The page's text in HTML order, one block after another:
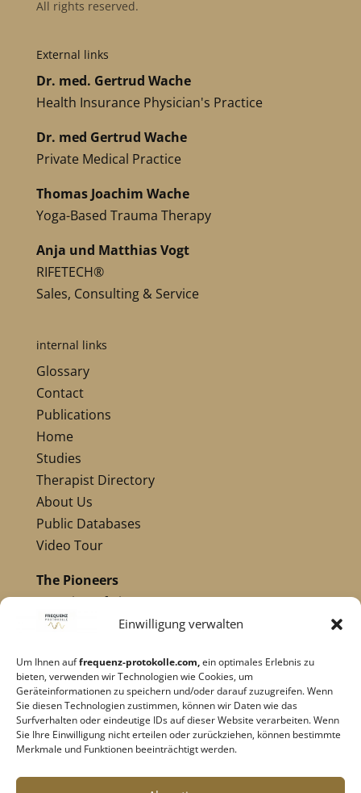
Einwilligung verwalten
Um Ihnen auffrequenz-protokolle.com,ein optimales Erlebnis zu
bieten, verwenden wir Technologien wie Cookies, um
Geräteinformationen zu speichern und/oder darauf zuzugreifen. Wenn
Sie diesen Technologien zustimmen, können wir Daten wie das
Surfverhalten oder eindeutige IDs auf dieser Website verarbeiten. Wenn
Sie Ihre Einwilligung nicht erteilen oder zurückziehen, können bestimmte
Merkmale und Funktionen beeinträchtigt werden.
All rights reserved.
External links
Dr. med. Gertrud Wache
Health Insurance Physician's Practice
Dr. med Gertrud Wache
Private Medical Practice
Thomas Joachim Wache
Yoga-Based Trauma Therapy
Anja und Matthias Vogt
RIFETECH®
Sales, Consulting & Service
internal links
Glossary
Contact
Publications
Home
Studies
Therapist Directory
About Us
Public Databases
Video Tour
The Pioneers
Overview of Pioneers
Nikola Tesla
Dr. Hulda Clark
Robert C. Beck
Georges Lakhovsky
Related Pioneers
Privacy Policy